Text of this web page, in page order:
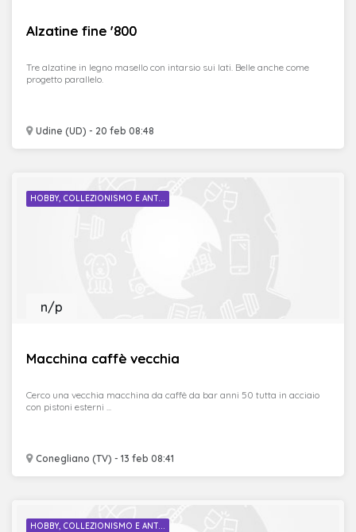
Alzatine fine '800
Udine (UD) - 20 feb 08:48
Tre alzatine in legno masello con intarsio sui lati. Belle anche come
progetto parallelo.
HOBBY, COLLEZIONISMO E ANT...
Macchina caffè vecchia
Conegliano (TV) - 13 feb 08:41
n/p
Cerco una vecchia macchina da caffè da bar anni 50 tutta in acciaio
con pistoni esterni ...
HOBBY, COLLEZIONISMO E ANT...